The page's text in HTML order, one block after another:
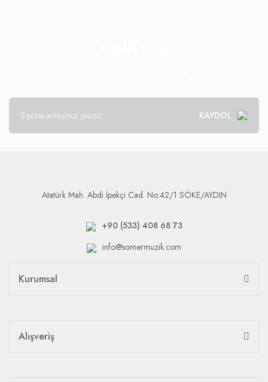
KAYDOL
Atatürk Mah. Abdi İpekçi Cad. No:42/1 SÖKE/AYDIN
+90 (533) 408 68 73
info@somermuzik.com
Kurumsal
Alışveriş